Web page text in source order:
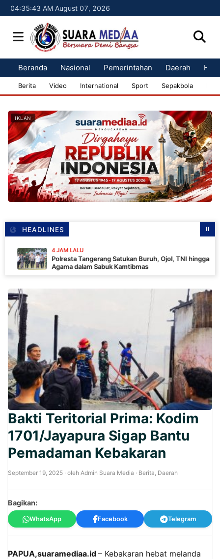
04:35:44 AM August 07, 2026
Beranda Nasional Pemerintahan Daerah
Berita Video International Sport Sepakbola
IKLAN
HEADLINES
4 JAM LALU
Polresta Tangerang Satukan Buruh, Ojol, TNI hingga Tokoh
Agama dalam Sabuk Kamtibmas
Bakti Teritorial Prima: Kodim
1701/Jayapura Sigap Bantu
Pemadaman Kebakaran
September 19, 2025 · oleh Admin Suara Media · Berita, Daerah
Bagikan:
WhatsApp Facebook Telegram
PAPUA,suaramediaa.id – Kebakaran hebat melanda